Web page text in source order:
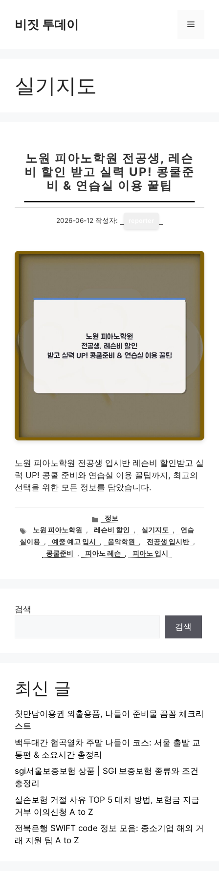
비짓 투데이 메
실기지도
노원 피아노학원 전공생, 레슨
비 할인 받고 실력 UP! 콩쿨준
비 & 연습실 이용 꿀팁
2026-06-12 작성자:
노원 피아노학원 전공생 입시반 레슨비 할인받고 실
력 UP! 콩쿨 준비와 연습실 이용 꿀팁까지, 최고의
선택을 위한 모든 정보를 담았습니다.
카
테
고
리
정보
태
그
노원 피아노학원 , 레슨비 할인 , 실기지도 ,
연습
실이용 , 예중 예고 입시 , 음악학원 , 전공생 입시반 ,
콩쿨준비
, 피아노 레슨 , 피아노 입시
검색
검색
최신 글
첫만남이용권 외출용품, 나들이 준비물 꼼꼼 체크리
스트
백두대간 협곡열차 주말 나들이 코스: 서울 출발 교
통편 & 소요시간 총정리
sgi서울보증보험 상품 | SGI 보증보험 종류와 조건
총정리
실손보험 거절 사유 TOP 5 대처 방법, 보험금 지급
거부 이의신청 A to Z
전북은행 SWIFT code 정보 모음: 중소기업 해외 거
래 지원 팁 A to Z